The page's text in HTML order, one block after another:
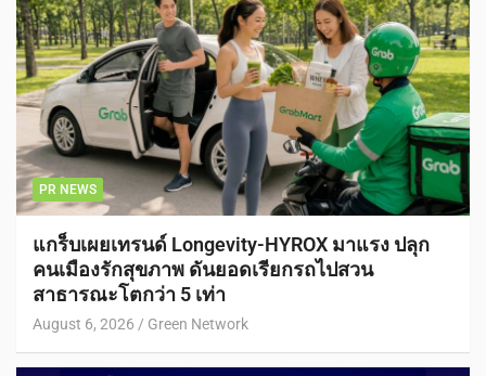
PR NEWS
แกร็บเผยเทรนด์ Longevity-HYROX มาแรง ปลุก
คนเมืองรักสุขภาพ ดันยอดเรียกรถไปสวน
สาธารณะโตกว่า 5 เท่า
August 6, 2026 Green Network